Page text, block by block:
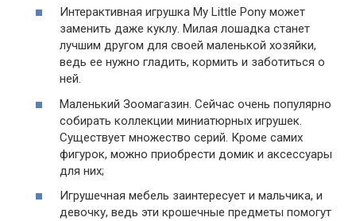
Интерактивная игрушка My Little Pony может
заменить даже куклу. Милая лошадка станет
лучшим другом для своей маленькой хозяйки,
ведь ее нужно гладить, кормить и заботиться о
ней.
Маленький Зоомагазин. Сейчас очень популярно
собирать коллекции миниатюрных игрушек.
Существует множество серий. Кроме самих
фигурок, можно приобрести домик и аксессуары
для них;
Игрушечная мебель заинтересует и мальчика, и
девочку, ведь эти крошечные предметы помогут